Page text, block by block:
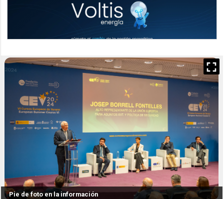
Pie de foto en la información